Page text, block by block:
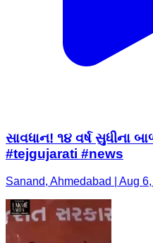
સાવધાન! ૧૪ વર્ષ સુધીના
#tejgujarati #news
Sanand, Ahmedabad | Aug